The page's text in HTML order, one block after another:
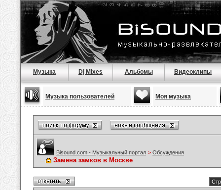
Музыка Dj Mixes Альбомы Видеоклипы
Музыка пользователей Моя музыка
Bisound.com - Музыкальный портал > Обсуждения
Замена замков в Москве